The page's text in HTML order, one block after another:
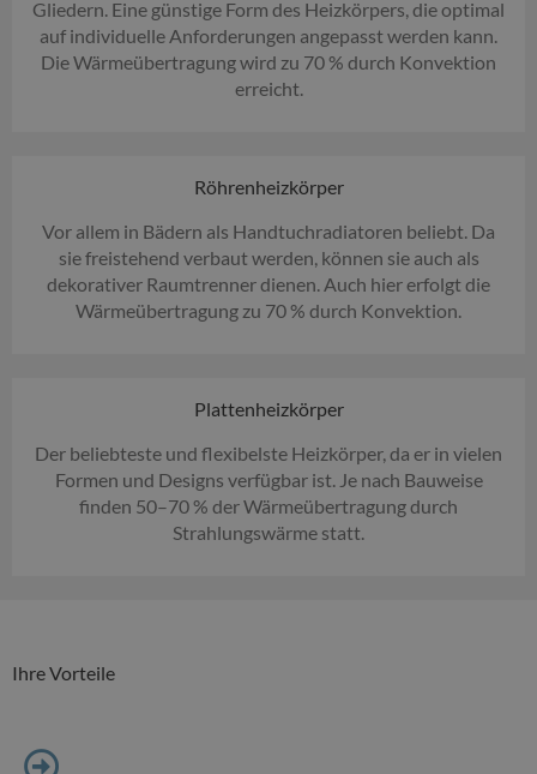
Gliedern. Eine günstige Form des Heizkörpers, die optimal
auf individuelle Anforderungen angepasst werden kann.
Die Wärmeübertragung wird zu 70 % durch Konvektion
erreicht.
Röhrenheizkörper
Vor allem in Bädern als Handtuchradiatoren beliebt. Da
sie freistehend verbaut werden, können sie auch als
dekorativer Raumtrenner dienen. Auch hier erfolgt die
Wärmeübertragung zu 70 % durch Konvektion.
Plattenheizkörper
Der beliebteste und flexibelste Heizkörper, da er in vielen
Formen und Designs verfügbar ist. Je nach Bauweise
finden 50–70 % der Wärmeübertragung durch
Strahlungswärme statt.
Ihre Vorteile